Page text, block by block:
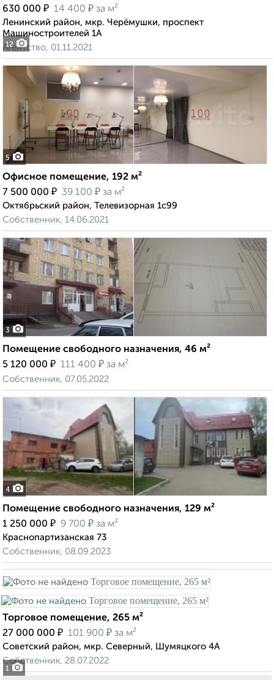
12
630 000 ₽ 14 400 ₽ за м²
Ленинский район, мкр. Черёмушки, проспект
Машиностроителей 1А
Агентство, 01.11.2021
5
Офисное помещение, 192 м²
7 500 000 ₽ 39 100 ₽ за м²
Октябрьский район, Телевизорная 1с99
Собственник, 14.06.2021
3
Помещение свободного назначения, 46 м²
5 120 000 ₽ 111 400 ₽ за м²
Собственник, 07.05.2022
4
Помещение свободного назначения, 129 м²
1 250 000 ₽ 9 700 ₽ за м²
Краснопартизанская 73
Собственник, 08.09.2023
1
Торговое помещение, 265 м²
27 000 000 ₽ 101 900 ₽ за м²
Советский район, мкр. Северный, Шумяцкого 4А
Собственник, 28.07.2022